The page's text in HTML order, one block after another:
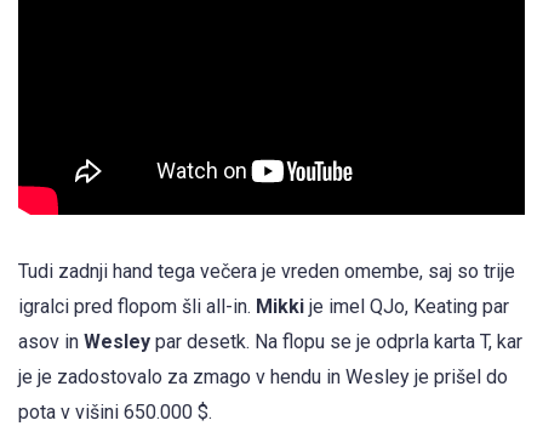
Tudi zadnji hand tega večera je vreden omembe, saj so trije
igralci pred flopom šli all-in. Mikki je imel QJo, Keating par
asov in Wesley par desetk. Na flopu se je odprla karta T, kar
je je zadostovalo za zmago v hendu in Wesley je prišel do
pota v višini 650.000 $.